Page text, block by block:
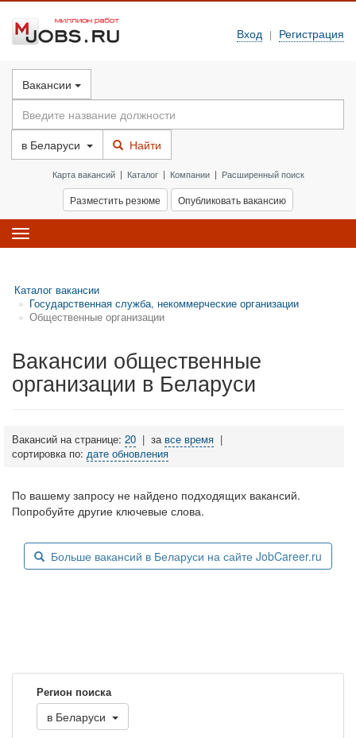
Вход | Регистрация
Вакансии
в Беларуси Найти
Карта вакансий| Каталог| Компании| Расширенный поиск
Разместить резюме Опубликовать вакансию
Toggle
navigation
Каталог вакансии
Государственная служба, некоммерческие организации
Общественные организации
Вакансии общественные
организации в Беларуси
Вакансий на странице: 20 | за все время |
сортировка по: дате обновления
По вашему запросу не найдено подходящих вакансий.
Попробуйте другие ключевые слова.
Больше вакансий в Беларуси на сайте JobCareer.ru
Регион поиска
в Беларуси